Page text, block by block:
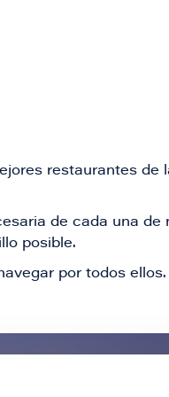
restaurantes de
de cada una de
posible.
por todos ellos.